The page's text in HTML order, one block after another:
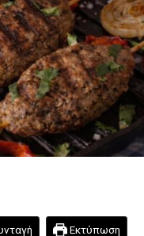
Εκτύπωση